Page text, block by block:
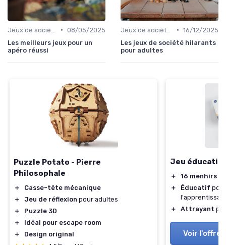
• 08/05/2025
Les meilleurs jeux pour un
apéro réussi
• 16/12/2025
Les jeux de société hilarants
pour adultes
Puzzle Potato - Pierre
Philosophale
＋
Casse-tête mécanique
＋
Jeu de réflexion pour adultes
＋
Puzzle 3D
＋
Idéal pour escape room
＋
Design original
Jeu éducatif
＋ 16 menhirs
＋
Éducatif
＋
Attrayant
Voir l'offre